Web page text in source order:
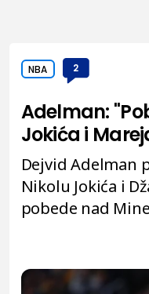
NBA 2
Adelman:
Jokića i
Dejvid Adelman
Nikolu Jokića i
pobede nad